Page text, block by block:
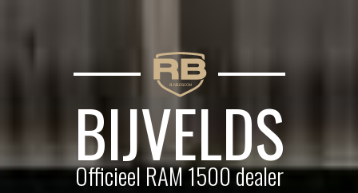
BI JVELDS.COM
BIJVELDS
Officieel RAM 1500 dealer